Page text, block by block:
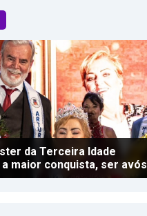
da Terceira Idade
maior conquista, ser avós